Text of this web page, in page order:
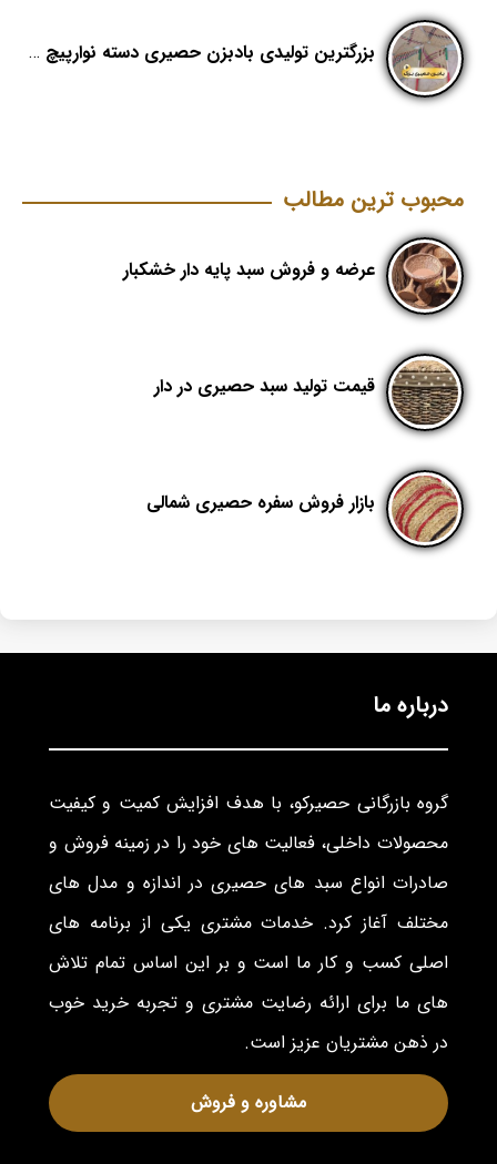
بزرگترین تولیدی بادبزن حصیری دسته نوارپیچ در ایران با اسم برند هدیکا
محبوب ترین مطالب
عرضه و فروش سبد پایه دار خشکبار
قیمت تولید سبد حصیری در دار
بازار فروش سفره حصیری شمالی
درباره ما
گروه بازرگانی حصیرکو، با هدف افزایش کمیت و کیفیت
محصولات داخلی، فعالیت های خود را در زمینه فروش و
صادرات انواع سبد های حصیری در اندازه و مدل های
مختلف آغاز کرد. خدمات مشتری یکی از برنامه های
اصلی کسب و کار ما است و بر این اساس تمام تلاش
های ما برای ارائه رضایت مشتری و تجربه خرید خوب
در ذهن مشتریان عزیز است.
مشاوره و فروش